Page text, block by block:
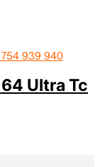
Ultra Tc